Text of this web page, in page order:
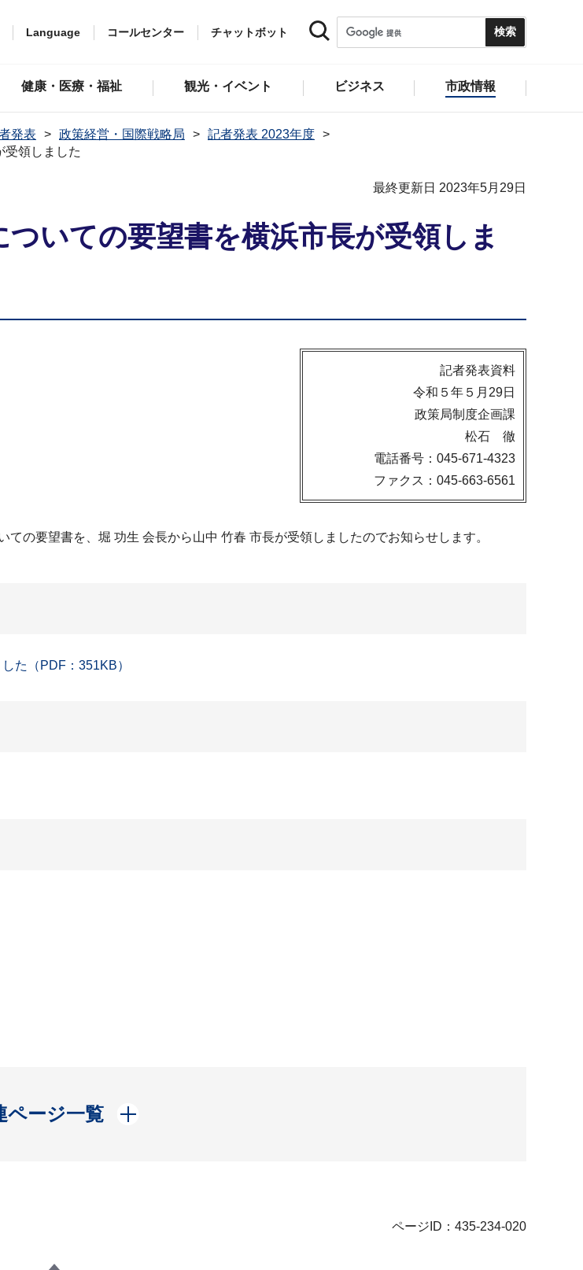
Language コールセンター チャットボット
健康・医療・福祉 観光・イベント ビジネス 市政情報
発表 政策経営・国際戦略局
記者発表 2023年度
受領しました
最終更新日 2023年5月29日
ついての要望書を横浜市長が受領しま
記者発表資料
令和５年５月29日
政策局制度企画課
松石 徹
電話番号：045-671-4323
ファクス：045-663-6561
の要望書を、堀 功生 会長から山中 竹春 市長が受領しましたのでお知らせします。
た（PDF：351KB）
ページ一覧
開く
ページID：435-234-020